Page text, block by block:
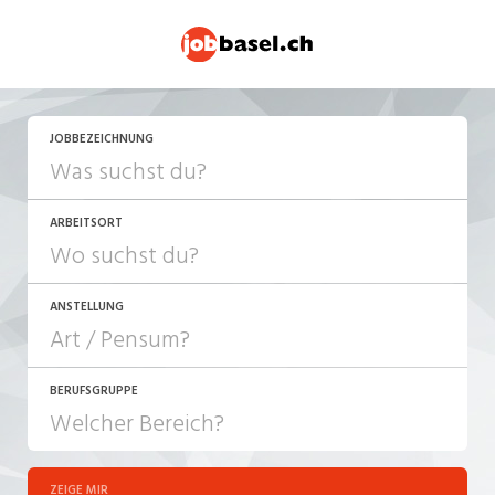
JOBBEZEICHNUNG
ARBEITSORT
ANSTELLUNG
JOB-TYP
Festanstellung
BERUFSGRUPPE
ZEIGE MIR